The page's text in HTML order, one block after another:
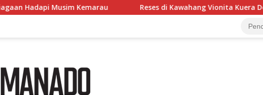
Reses di Kawahang Vionita Kuera Dorong Percepatan